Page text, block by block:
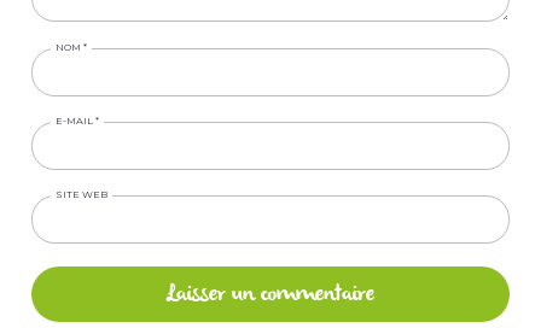
NOM *
E-MAIL *
SITE WEB